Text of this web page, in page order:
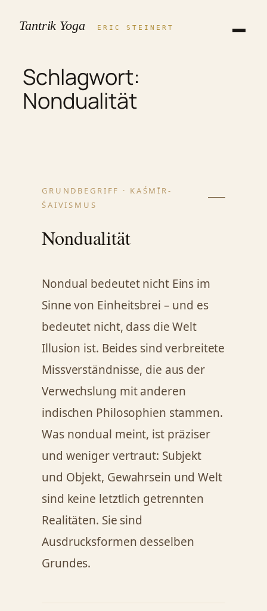
Inhalt
Tantrik Yoga ERIC STEINERT
Schlagwort:
Nondualität
GRUNDBEGRIFF · KAŚMĪR-
ŚAIVISMUS
Nondualität
Nondual bedeutet nicht Eins im
Sinne von Einheitsbrei – und es
bedeutet nicht, dass die Welt
Illusion ist. Beides sind verbreitete
Missverständnisse, die aus der
Verwechslung mit anderen
indischen Philosophien stammen.
Was nondual meint, ist präziser
und weniger vertraut: Subjekt
und Objekt, Gewahrsein und Welt
sind keine letztlich getrennten
Realitäten. Sie sind
Ausdrucksformen desselben
Grundes.